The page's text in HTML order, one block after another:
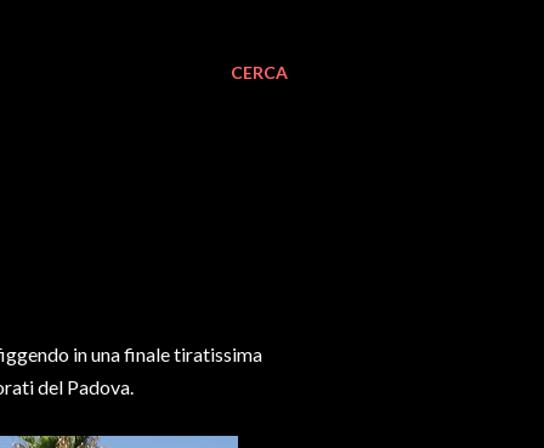
CERCA
in una finale tiratissima
del Padova.